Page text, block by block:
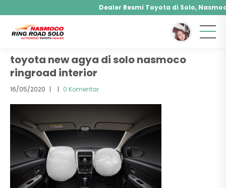
Dealer Resmi Toyota di Solo, Nasmoco
Agya, Calya, Fortuner, Rush, Sienta, Yaris,
Hybrid, Yaris Cross Hybrid, Alphard Hybrid
You are here :Beranda/ Attachment
toyota new agya di solo nasmoco
ringroad interior
16/05/2020 | | 0 Komentar